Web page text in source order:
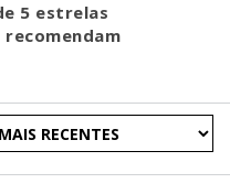
5 estrelas